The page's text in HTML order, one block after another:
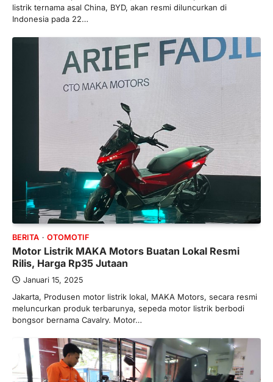
listrik ternama asal China, BYD, akan resmi diluncurkan di
Indonesia pada 22…
BERITA OTOMOTIF
Motor Listrik MAKA Motors Buatan Lokal Resmi
Rilis, Harga Rp35 Jutaan
Januari 15, 2025
Jakarta, Produsen motor listrik lokal, MAKA Motors, secara resmi
meluncurkan produk terbarunya, sepeda motor listrik berbodi
bongsor bernama Cavalry. Motor…